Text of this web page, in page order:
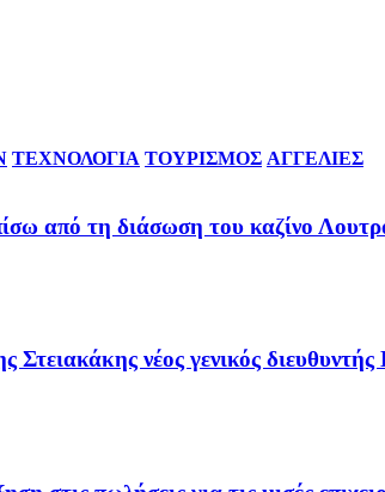
ΤΕΧΝΟΛΟΓΙΑ ΤΟΥΡΙΣΜΟΣ ΑΓΓΕΛΙΕΣ
από τη διάσωση του καζίνο
νέος γενικός